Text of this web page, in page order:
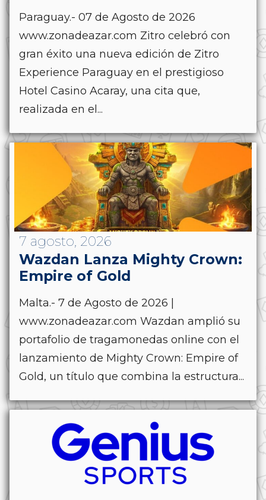
Paraguay.- 07 de Agosto de 2026
www.zonadeazar.com Zitro celebró con
gran éxito una nueva edición de Zitro
Experience Paraguay en el prestigioso
Hotel Casino Acaray, una cita que,
realizada en el...
7 agosto, 2026
Wazdan Lanza Mighty Crown:
Empire of Gold
Malta.- 7 de Agosto de 2026 |
www.zonadeazar.com Wazdan amplió su
portafolio de tragamonedas online con el
lanzamiento de Mighty Crown: Empire of
Gold, un título que combina la estructura...